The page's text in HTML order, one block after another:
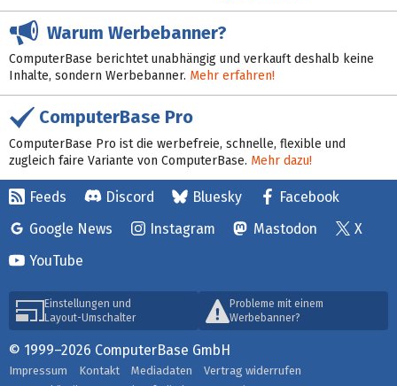
Warum Werbebanner?
ComputerBase berichtet unabhängig und verkauft deshalb keine
Inhalte, sondern Werbebanner. Mehr erfahren!
ComputerBase Pro
ComputerBase Pro ist die werbefreie, schnelle, flexible und
zugleich faire Variante von ComputerBase. Mehr dazu!
Feeds Discord Bluesky
Facebook
Google News
Instagram Mastodon
X
YouTube
Einstellungen und
Layout-Umschalter
Probleme mit einem
Werbebanner?
© 1999–2026 ComputerBase GmbH
Impressum Kontakt Mediadaten
Vertrag widerrufen